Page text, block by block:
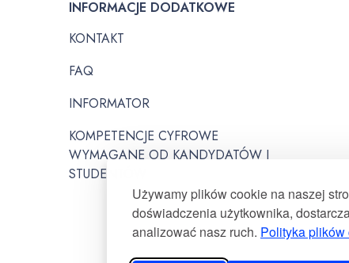
Używamy plików cookie na naszej
doświadczenia użytkownika,
analizować nasz ruch. Polityka plików
INFORMACJE DODATKOWE
KONTAKT
FAQ
INFORMATOR
KOMPETENCJE CYFROWE
WYMAGANE OD KANDYDATÓW I
STUDENTÓW